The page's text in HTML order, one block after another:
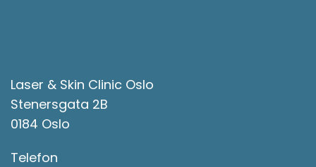
Laser & Skin Clinic Oslo
Stenersgata 2B
0184 Oslo
Telefon